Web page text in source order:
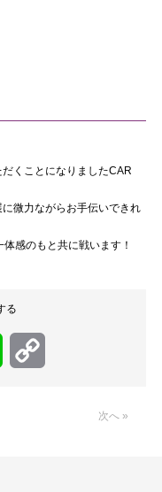
くことになりましたCAR
微力ながらお手伝いできれ
感のもと共に戦います！
る
Line
次へ »